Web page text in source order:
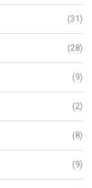
(31)
(28)
(9)
(2)
(8)
(9)